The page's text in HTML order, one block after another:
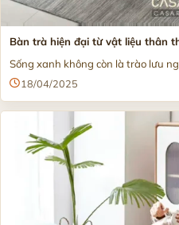
Bàn trà hiện đại từ vật liệu thân
Sống xanh không còn là trào lưu
18/04/2025